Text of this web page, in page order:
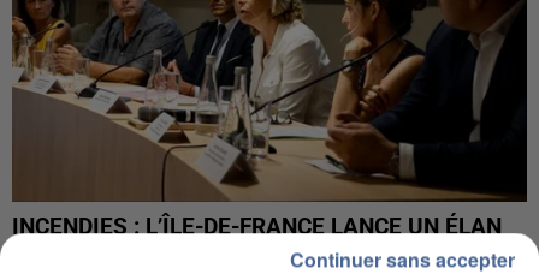
INCENDIES : L’ÎLE-DE-FRANCE LANCE UN ÉLAN
DE SOLIDARITÉ AVEC LES...Continuer sans accepter